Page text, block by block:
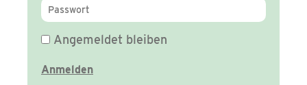
Angemeldet bleiben